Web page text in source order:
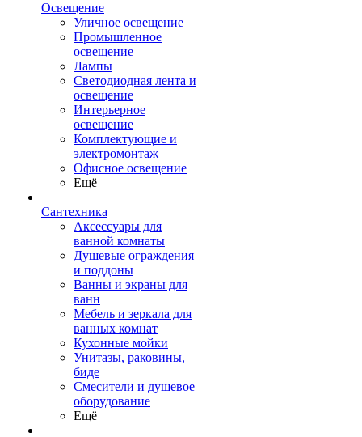
Освещение
Уличное освещение
Промышленное
освещение
Лампы
Светодиодная лента и
освещение
Интерьерное
освещение
Комплектующие и
электромонтаж
Офисное освещение
Ещё
Сантехника
Аксессуары для
ванной комнаты
Душевые ограждения
и поддоны
Ванны и экраны для
ванн
Мебель и зеркала для
ванных комнат
Кухонные мойки
Унитазы, раковины,
биде
Смесители и душевое
оборудование
Ещё